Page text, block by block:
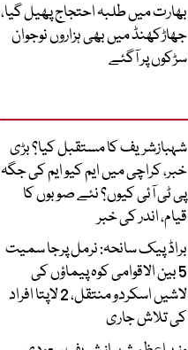
بھارت میں طلبہ احتجاج پھیل گیا،
جھاڑکھنڈ میں بھی ہزاروں نوجوان
سڑکوں پر آگئے
شہبازشریف کا مستقبل کیا؟ بڑی
خبر، کراچی میں ایم کیو ایم کی جگہ
پی ٹی آئی کیوں؟ نئے صوبوں کا
قیام، اندر کی خبر
براڈ پیک سانحہ: نرمل پرجا سمیت
5 بین الاقوامی کوہ پیماؤں کی
لاشیں اسکردو منتقل، 2 لاپتا افراد
کی تلاش جاری